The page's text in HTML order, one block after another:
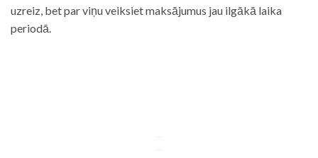
uzreiz, bet par viņu veiksiet maksājumus jau ilgākā laika
periodā.